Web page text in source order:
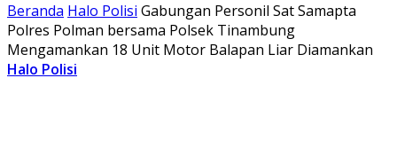
Beranda Halo Polisi Gabungan Personil Sat Samapta
Polres Polman bersama Polsek Tinambung
Mengamankan 18 Unit Motor Balapan Liar Diamankan
Halo Polisi